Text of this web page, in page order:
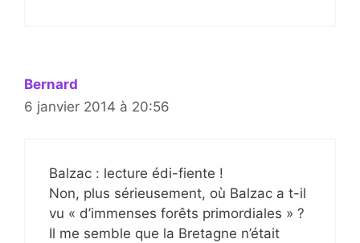
Bernard
6 janvier 2014 à 20:56
Balzac : lecture édi-fiente !
Non, plus sérieusement, où Balzac a t-il
vu « d’immenses forêts primordiales » ?
Il me semble que la Bretagne n’était